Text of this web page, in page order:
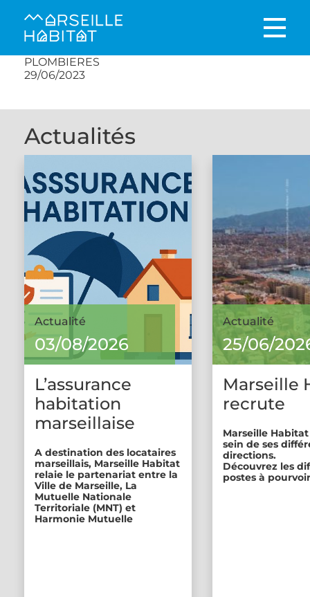
PLOMBIERES
29/06/2023
Actualités
Actualité
03/08/2026
L’assurance
habitation
marseillaise
A destination des locataires
marseillais, Marseille Habitat
relaie le partenariat entre la
Ville de Marseille, La
Mutuelle Nationale
Territoriale (MNT) et
Harmonie Mutuelle
Actualité
25/06/
Marseille
recrute
Marseille
sein de ses
directions.
Découvrez les
postes à